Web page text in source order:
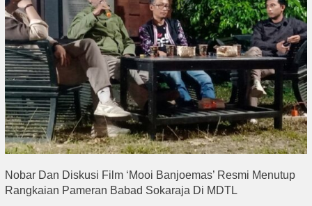
Nobar Dan Diskusi Film ‘Mooi Banjoemas’ Resmi Menutup
Rangkaian Pameran Babad Sokaraja Di MDTL